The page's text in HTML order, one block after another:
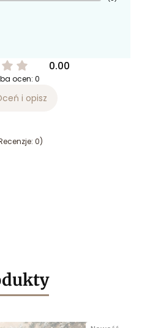
0.00
ocen: 0
i opisz
0)